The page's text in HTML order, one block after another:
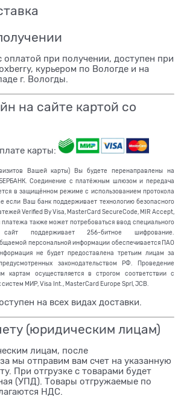
оплатой при получении, доступен при
курьером по Вологде и на
г. Вологды.
на сайте картой со
карты:
Вашей карты) Вы будете перенаправлены на
Соединение с платёжным шлюзом и передача
в защищённом режиме с использованием протокола
если Ваш банк поддерживает технологию безопасного
Verified By Visa, MasterCard SecureCode, MIR Accept,
также может потребоваться ввод специального
поддерживает 256-битное шифрование.
персональной информации обеспечивается ПАО
не будет предоставлена третьим лицам за
законодательством РФ. Проведение
картам осуществляется в строгом соответствии с
МИР, Visa Int., MasterCard Europe Sprl, JCB.
на всех видах доставки.
(юридическим лицам)
лицам, после
мы отправим вам счет на указанную
При отгрузке с товарами будет
(УПД). Товары отгружаемые по
НДС.